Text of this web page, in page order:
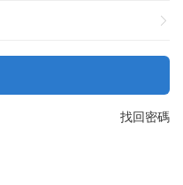
找回密碼